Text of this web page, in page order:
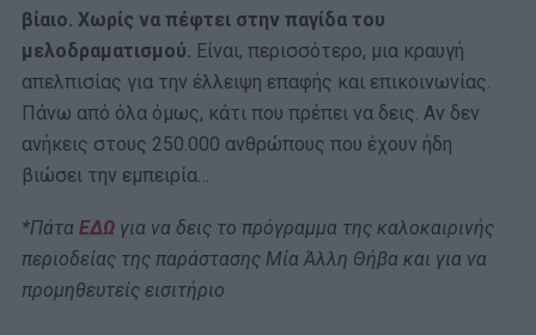
βίαιο. Χωρίς να πέφτει στην παγίδα του
μελοδραματισμού. Είναι, περισσότερο, μια κραυγή
απελπισίας για την έλλειψη επαφής και επικοινωνίας.
Πάνω από όλα όμως, κάτι που πρέπει να δεις. Αν δεν
ανήκεις στους 250.000 ανθρώπους που έχουν ήδη
βιώσει την εμπειρία…
*Πάτα ΕΔΩ για να δεις το πρόγραμμα της καλοκαιρινής
περιοδείας της παράστασης Μία Άλλη Θήβα και για να
προμηθευτείς εισιτήριο